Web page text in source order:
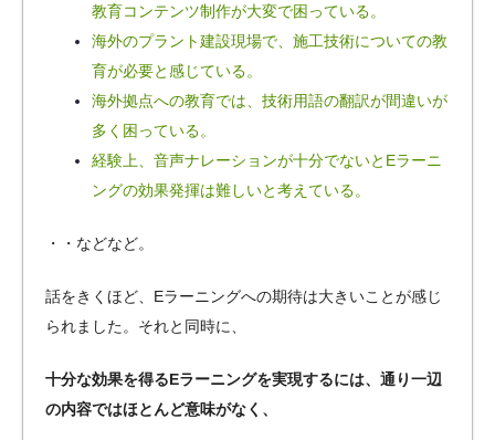
教育コンテンツ制作が大変で困っている。
海外のプラント建設現場で、施工技術についての教
育が必要と感じている。
海外拠点への教育では、技術用語の翻訳が間違いが
多く困っている。
経験上、音声ナレーションが十分でないとEラーニ
ングの効果発揮は難しいと考えている。
・・などなど。
話をきくほど、Eラーニングへの期待は大きいことが感じ
られました。それと同時に、
十分な効果を得るEラーニングを実現するには、通り一辺
の内容ではほとんど意味がなく、